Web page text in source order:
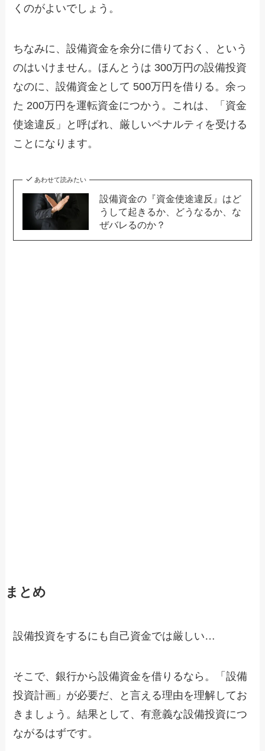
くのがよいでしょう。
ちなみに、設備資金を余分に借りておく、という
のはいけません。ほんとうは 300万円の設備投資
なのに、設備資金として 500万円を借りる。余っ
た 200万円を運転資金につかう。これは、「資金
使途違反」と呼ばれ、厳しいペナルティを受ける
ことになります。
あわせて読みたい
設備資金の『資金使途違反』はど
うして起きるか、どうなるか、な
ぜバレるのか？
まとめ
設備投資をするにも自己資金では厳しい…
そこで、銀行から設備資金を借りるなら。「設備
投資計画」が必要だ、と言える理由を理解してお
きましょう。結果として、有意義な設備投資につ
ながるはずです。